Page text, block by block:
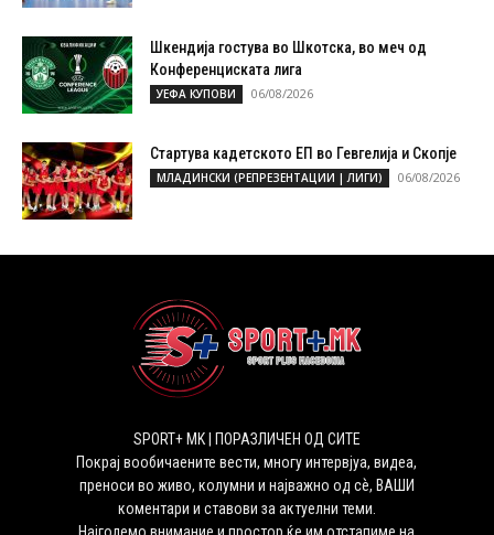
Шкендија гостува во Шкотска, во меч од
Конференциската лига
УЕФА КУПОВИ 06/08/2026
Стартува кадетското ЕП во Гевгелија и Скопје
МЛАДИНСКИ (РЕПРЕЗЕНТАЦИИ | ЛИГИ) 06/08/2026
SPORT+ MK | ПОРАЗЛИЧЕН ОД СИТЕ
Покрај вообичаените вести, многу интервјуа, видеа,
преноси во живо, колумни и најважно од сѐ, ВАШИ
коментари и ставови за актуелни теми.